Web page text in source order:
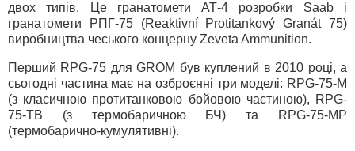
двох типів. Це гранатомети АТ-4 розробки Saab і
гранатомети РПГ-75 (Reaktivní Protitankový Granát 75)
виробництва чеського концерну Zeveta Ammunition.
Перший RPG-75 для GROM був куплений в 2010 році, а
сьогодні частина має на озброєнні три моделі: RPG-75-M
(з класичною протитанковою бойовою частиною), RPG-
75-TB (з термобаричною БЧ) та RPG-75-MP
(термобарично-кумулятивні).